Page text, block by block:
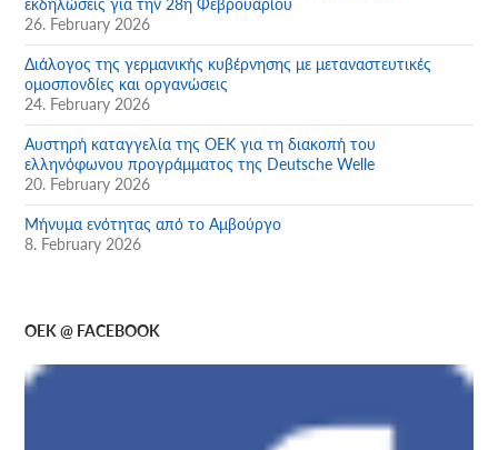
26. February 2026
Διάλογος της γερμανικής κυβέρνησης με μεταναστευτικές
ομοσπονδίες και οργανώσεις
24. February 2026
Αυστηρή καταγγελία της ΟΕΚ για τη διακοπή του
ελληνόφωνου προγράμματος της Deutsche Welle
20. February 2026
Μήνυμα ενότητας από το Αμβούργο
8. February 2026
OEK @ FACEBOOK